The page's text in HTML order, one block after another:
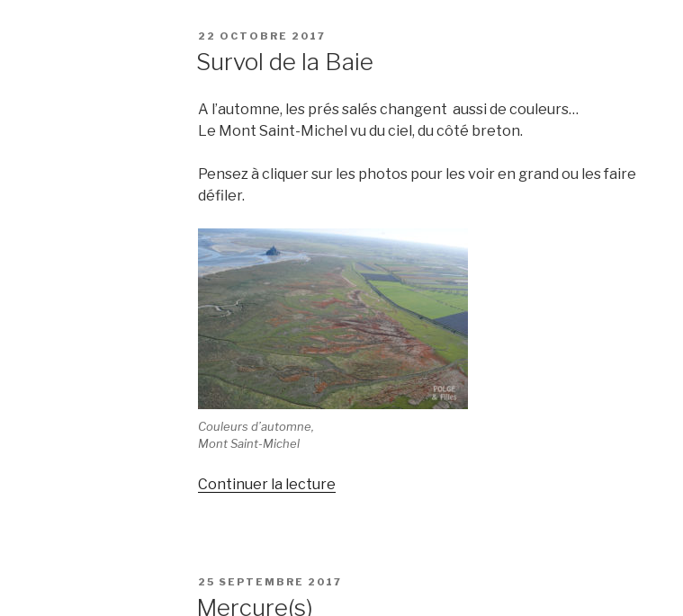
pot… »
PUBLIÉ
LE
22 OCTOBRE 2017
Survol de la Baie
A l’automne, les prés salés changent aussi de couleurs…
Le Mont Saint-Michel vu du ciel, du côté breton.
Pensez à cliquer sur les photos pour les voir en grand ou les faire
défiler.
Couleurs d’automne,
Mont Saint-Michel
Continuer la lecture
PUBLIÉ
LE
25 SEPTEMBRE 2017
Mercure(s)